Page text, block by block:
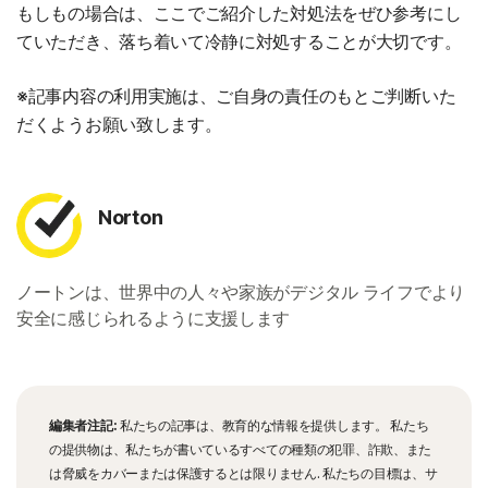
もしもの場合は、ここでご紹介した対処法をぜひ参考にし
ていただき、落ち着いて冷静に対処することが大切です。
※記事内容の利用実施は、ご自身の責任のもとご判断いた
だくようお願い致します。
Norton
ノートンは、世界中の人々や家族がデジタル ライフでより
安全に感じられるように支援します
編集者注記: 私たちの記事は、教育的な情報を提供します。 私たち
の提供物は、私たちが書いているすべての種類の犯罪、詐欺、また
は脅威をカバーまたは保護するとは限りません. 私たちの目標は、サ